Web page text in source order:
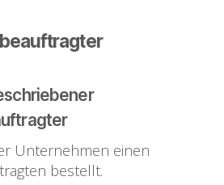
Unternehmen einen
bestellt.